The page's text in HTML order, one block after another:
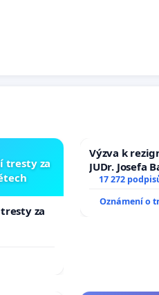
tresty za
za
Výzva k
JUDr. Josefa
ve
17 272
Oznámení o